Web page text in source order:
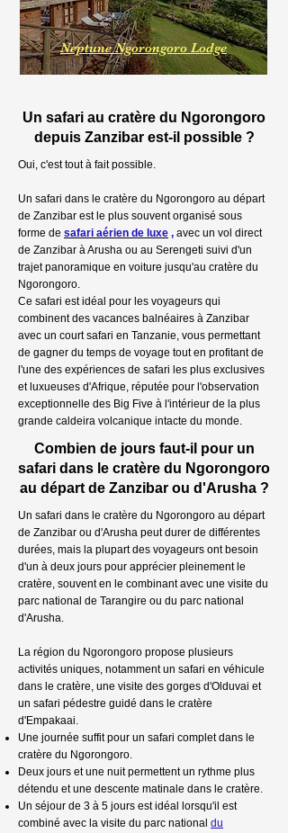
Neptune Ngorongoro Lodge
Un safari au cratère du Ngorongoro
depuis Zanzibar est-il possible ?
Oui, c'est tout à fait possible.
Un safari dans le cratère du Ngorongoro au départ
de Zanzibar est le plus souvent organisé sous
forme de safari aérien de luxe , avec un vol direct
de Zanzibar à Arusha ou au Serengeti suivi d'un
trajet panoramique en voiture jusqu'au cratère du
Ngorongoro.
Ce safari est idéal pour les voyageurs qui
combinent des vacances balnéaires à Zanzibar
avec un court safari en Tanzanie, vous permettant
de gagner du temps de voyage tout en profitant de
l'une des expériences de safari les plus exclusives
et luxueuses d'Afrique, réputée pour l'observation
exceptionnelle des Big Five à l'intérieur de la plus
grande caldeira volcanique intacte du monde.
Combien de jours faut-il pour un
safari dans le cratère du Ngorongoro
au départ de Zanzibar ou d'Arusha ?
Un safari dans le cratère du Ngorongoro au départ
de Zanzibar ou d'Arusha peut durer de différentes
durées, mais la plupart des voyageurs ont besoin
d'un à deux jours pour apprécier pleinement le
cratère, souvent en le combinant avec une visite du
parc national de Tarangire ou du parc national
d'Arusha.
La région du Ngorongoro propose plusieurs
activités uniques, notamment un safari en véhicule
dans le cratère, une visite des gorges d'Olduvai et
un safari pédestre guidé dans le cratère
d'Empakaai.
Une journée suffit pour un safari complet dans le
cratère du Ngorongoro.
Deux jours et une nuit permettent un rythme plus
détendu et une descente matinale dans le cratère.
Un séjour de 3 à 5 jours est idéal lorsqu'il est
combiné avec la visite du parc national du